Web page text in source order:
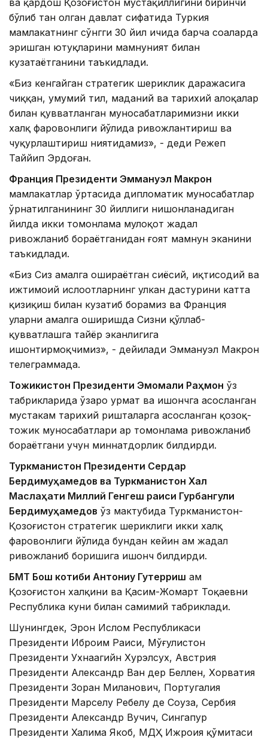
ва қардош Қозоғистон мустақиллигини биринчи
бўлиб тан олган давлат сифатида Туркия
мамлакатнинг сўнгги 30 йил ичида барча соҳаларда
эришган ютуқларини мамнуният билан
кузатаётганини таъкидлади.
«Биз кенгайган стратегик шериклик даражасига
чиққан, умумий тил, маданий ва тарихий алоқалар
билан қувватланган муносабатларимизни икки
халқ фаровонлиги йўлида ривожлантириш ва
чуқурлаштириш ниятидамиз», - деди Режеп
Таййип Эрдоған.
Франция Президенти Эммануэл Макрон
мамлакатлар ўртасида дипломатик муносабатлар
ўрнатилганининг 30 йиллиги нишонланадиган
йилда икки томонлама мулоқот жадал
ривожланиб бораётганидан ғоят мамнун эканини
таъкидлади.
«Биз Сиз амалга ошираётган сиёсий, иқтисодий ва
ижтимоий ислоҳотларнинг улкан дастурини катта
қизиқиш билан кузатиб борамиз ва Франция
уларни амалга оширишда Сизни қўллаб-
қувватлашга тайёр эканлигига
ишонтирмоқчимиз», - дейилади Эммануэл Макрон
телеграммада.
Тожикистон Президенти Эмомали Раҳмон ўз
табрикларида ўзаро ҳурмат ва ишончга асосланган
мустаҳкам тарихий ришталарга асосланган қозоқ-
тожик муносабатлари ҳар томонлама ривожланиб
бораётгани учун миннатдорлик билдирди.
Туркманистон Президенти Сердар
Бердимуҳамедов ва Туркманистон Халқ
Маслаҳати Миллий Генгеш раиси Гурбангули
Бердимуҳамедов ўз мактубида Туркманистон-
Қозоғистон стратегик шериклиги икки халқ
фаровонлиги йўлида бундан кейин ҳам жадал
ривожланиб боришига ишонч билдирди.
БМТ Бош котиби Антониу Гутерриш ҳам
Қозоғистон халқини ва Қасим-Жомарт Тоқаевни
Республика куни билан самимий табриклади.
Шунингдек, Эрон Ислом Республикаси
Президенти Иброҳим Раиси, Мўғулистон
Президенти Ухнаагийн Хурэлсух, Австрия
Президенти Александр Ван дер Беллен, Хорватия
Президенти Зоран Миланович, Португалия
Президенти Марселу Ребелу де Соуза, Сербия
Президенти Александр Вучич, Сингапур
Президенти Халима Якоб, МДҲ Ижроия қўмитаси